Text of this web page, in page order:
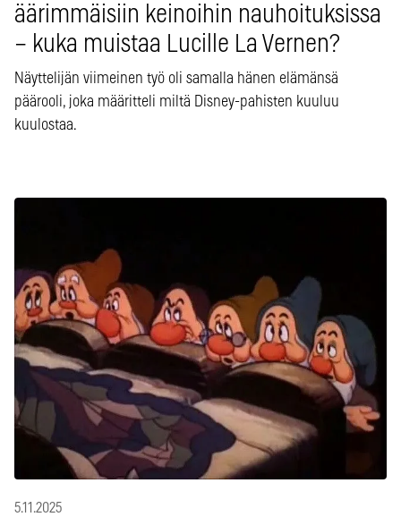
äärimmäisiin keinoihin nauhoituksissa
– kuka muistaa Lucille La Vernen?
Näyttelijän viimeinen työ oli samalla hänen elämänsä
päärooli, joka määritteli miltä Disney-pahisten kuuluu
kuulostaa.
5.11.2025